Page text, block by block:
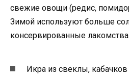
свежие овощи (редис,
Зимой используют больше
консервированные
Икра из свеклы,